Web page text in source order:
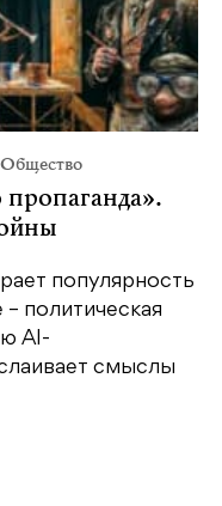
Общество
популярность
политическая
AI-
смыслы